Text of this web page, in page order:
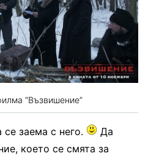
“Възвишение”
заема с него.
Да
което се смята за